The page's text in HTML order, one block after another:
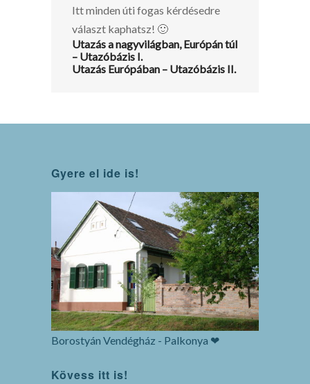
Itt minden úti fogas kérdésedre
választ kaphatsz! 🙂
Utazás a nagyvilágban, Európán túl
– Utazóbázis I.
Utazás Európában – Utazóbázis II.
Gyere el ide is!
Borostyán Vendégház - Palkonya ❤
Kövess itt is!